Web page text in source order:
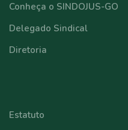
Conheça o SINDOJUS-GO
Delegado Sindical
Diretoria
Estatuto